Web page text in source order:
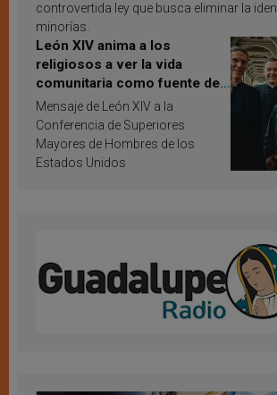
controvertida ley que busca eliminar la
minorías.
León XIV anima a los
religiosos a ver la vida
comunitaria como fuente de
inspiración y santificación
Mensaje de León XIV a la
Conferencia de Superiores
Mayores de Hombres de los
Estados Unidos